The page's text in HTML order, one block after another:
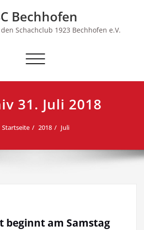
Bechhofen
Schachclub 1923 Bechhofen e.V.
Schalte
31. Juli 2018
Startseite 2018 Juli
beginnt am Samstag